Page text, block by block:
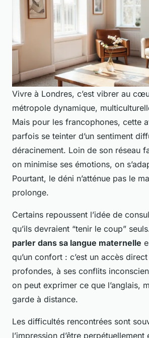
Vivre à Londres, c’est vibrer au
métropole dynamique,
Mais pour les francophones, cette
parfois se teinter d’un sentiment
déracinement. Loin de son réseau
on minimise ses émotions, on
Pourtant, le déni n’atténue pas le
prolonge.
Certains repoussent l’idée de
qu’ils devraient “tenir le coup”
parler dans sa langue maternelle
qu’un confort : c’est un accès
profondes, à ses conflits
on peut exprimer ce que l’anglais,
garde à distance.
Les difficultés rencontrées sont
l’impression d’être perpétuellement